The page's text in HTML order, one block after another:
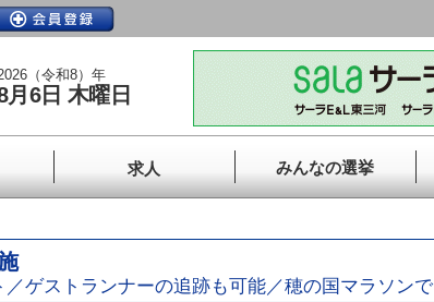
（令和8）年
月6日 木曜日
求人 みんなの選挙
ゲストランナーの追跡も可能／穂の国マラソンで